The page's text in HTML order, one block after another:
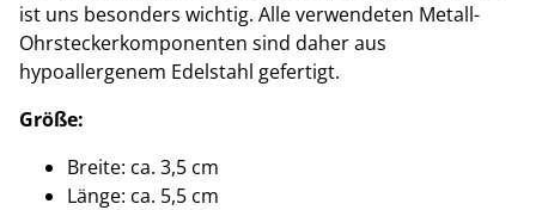
ist uns besonders wichtig. Alle verwendeten Metall-
Ohrsteckerkomponenten sind daher aus
hypoallergenem Edelstahl gefertigt.
Größe:
Breite: ca. 3,5 cm
Länge: ca. 5,5 cm